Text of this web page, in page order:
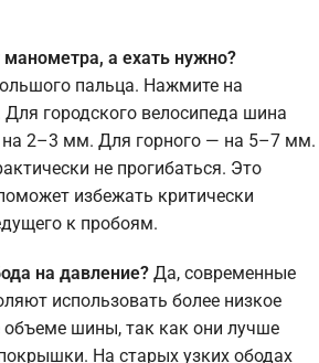
манометра, а ехать нужно?
пальца. Нажмите на
Для городского велосипеда шина
на 2–3 мм. Для горного — на 5–7 мм.
не прогибаться. Это
избежать критически
к пробоям.
на давление? Да, современные
использовать более низкое
шины, так как они лучше
На старых узких ободах